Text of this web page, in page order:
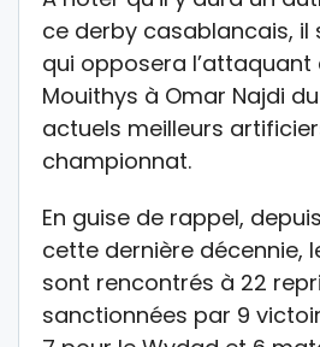
ce derby casablancais, il
qui opposera l’attaquant
Mouithys à Omar Najdi
actuels meilleurs
championnat.
En guise de rappel,
cette dernière décennie,
sont rencontrés à 22
sanctionnées par 9